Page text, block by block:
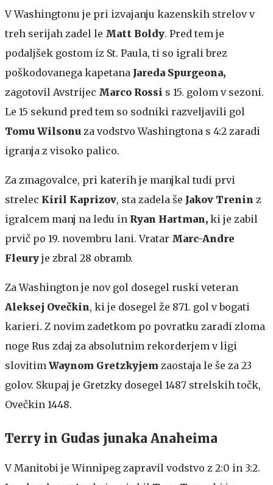
V Washingtonu je pri izvajanju kazenskih strelov v
treh serijah zadel le Matt Boldy. Pred tem je
podaljšek gostom iz St. Paula, ti so igrali brez
poškodovanega kapetana Jareda Spurgeona,
zagotovil Avstrijec Marco Rossi s 15. golom v sezoni.
Le 15 sekund pred tem so sodniki razveljavili gol
Tomu Wilsonu za vodstvo Washingtona s 4:2 zaradi
igranja z visoko palico.
Za zmagovalce, pri katerih je manjkal tudi prvi
strelec Kiril Kaprizov, sta zadela še Jakov Trenin z
igralcem manj na ledu in Ryan Hartman, ki je zabil
prvič po 19. novembru lani. Vratar Marc-Andre
Fleury je zbral 28 obramb.
Za Washington je nov gol dosegel ruski veteran
Aleksej Ovečkin, ki je dosegel že 871. gol v bogati
karieri. Z novim zadetkom po povratku zaradi zloma
noge Rus zdaj za absolutnim rekorderjem v ligi
slovitim Waynom Gretzkyjem zaostaja le še za 23
golov. Skupaj je Gretzky dosegel 1487 strelskih točk,
Ovečkin 1448.
Terry in Gudas junaka Anaheima
V Manitobi je Winnipeg zapravil vodstvo z 2:0 in 3:2.